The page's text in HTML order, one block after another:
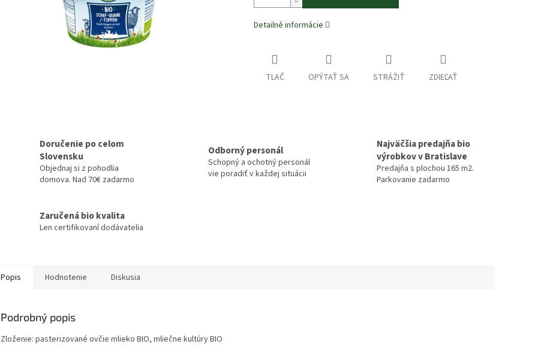
Detailné informácie
TLAČ OPÝTAŤ SA STRÁŽIŤ ZDIEĽAŤ
Doručenie po celom
Slovensku
Objednaj si z pohodlia
domova. Nad 70€ zadarmo
Odborný personál
Schopný a ochotný personál
vie poradiť v každej situácii
Najväčšia predajňa bio
výrobkov v Bratislave
Predajňa s plochou 165 m2.
Parkovanie zadarmo
Zaručená bio kvalita
Len certifikovaní dodávatelia
Popis Hodnotenie Diskusia
Podrobný popis
Zloženie: pasterizované ovčie mlieko BIO, mliečne kultúry BIO